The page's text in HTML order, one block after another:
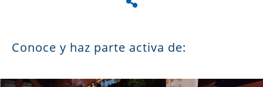
Conoce y haz parte activa de: